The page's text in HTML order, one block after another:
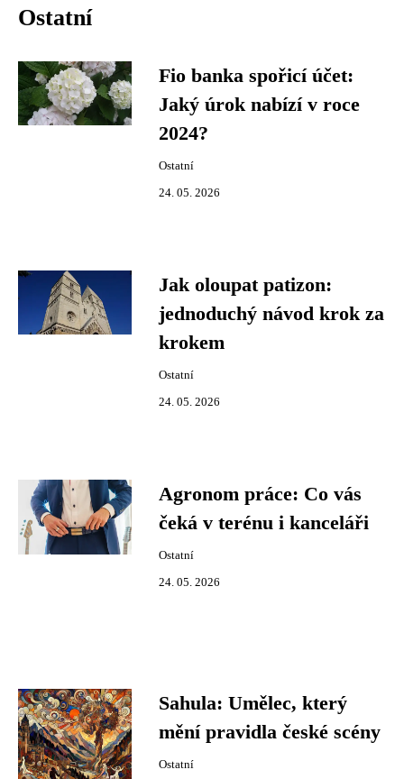
Ostatní
Fio banka spořicí účet:
Jaký úrok nabízí v roce
2024?
Ostatní
24. 05. 2026
Jak oloupat patizon:
jednoduchý návod krok za
krokem
Ostatní
24. 05. 2026
Agronom práce: Co vás
čeká v terénu i kanceláři
Ostatní
24. 05. 2026
Sahula: Umělec, který
mění pravidla české scény
Ostatní